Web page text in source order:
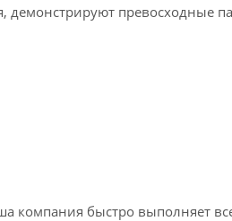
превосходные
компания быстро выполняет